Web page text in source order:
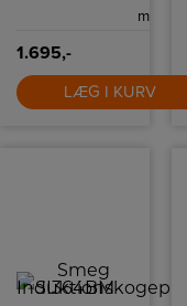
m
1.695,-
LÆG I KURV